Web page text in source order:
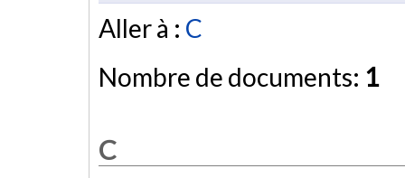
Aller à : C
Nombre de documents: 1
C